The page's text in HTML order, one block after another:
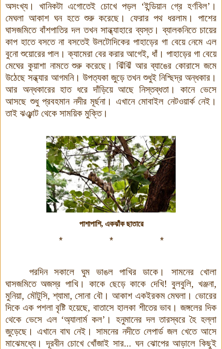
অসংখ্য। খানিকটা এগোতেই চোখে পড়ল ‘ইন্ডিয়ান গ্রে হর্ণবিল’ ।
মেঘলা আকাশ ঘন হতে শুরু করেছে। ফেরার পথ ধরলাম। পাশের
ঘাসজমিতে বাঁশপাতির দল তখন সান্ধ্যাহারে ব্যস্ত। ব্যালকনিতে চায়ের
কাপ হাতে বসতে না বসতেই উলটোদিকের পাহাড়ের গা বেয়ে নেমে এল
বুনো শুয়োরের পাল। ক্যামেরা বের করার আগেই, ধাঁ। পাহাড়ের গা বেয়ে
মেঘের কুয়াশা নামতে শুরু করেছে। ঝিঁঝিঁ আর ব্যাঙের কোরাসে জমে
উঠেছে সন্ধ্যার আগমনি। উপত্যকা জুড়ে তখন শুধুই নিশ্ছিদ্র অন্ধকার।
আর অন্ধকারের হাত ধরে দাঁড়িয়ে আছে নিস্তব্ধতা। কানে ভেসে
আসছে শুধু প্রবহমান নদীর মূর্ছনা। এখানে মোবাইল নেটওয়ার্ক নেই।
তাই ঝঞ্ঝাট থেকে সাময়িক মুক্তি।
পাশাপাশি, একঝাঁক ছাতারে
* * *
পরদিন সকালে ঘুম ভাঙল পাখির ডাকে। সামনের খোলা
ঘাসজমিতে অজস্র পাখি। কাকে ছেড়ে কাকে দেখি! বুলবুলি, খঞ্জনা,
মুনিয়া, মৌটুসি, শ্যামা, সোনা বৌ। আকাশ একইরকম মেঘলা। ভোরের
দিকে এক পশলা বৃষ্টি হয়েছে, বাতাসে হালকা শীতের ভাব। জঙ্গলের দিক
থেকে ভেসে এল ‘অ্যালার্ম কল’। হনুমানের দল তারস্বরে হৈ হল্লা
জুড়েছে। এখানে বাঘ নেই। সামনের নদীতে লেপার্ড জল খেতে আসে
মাঝেমধ্যে। দূরবীন চোখে খোঁজাই সার... ঘন ঝোপের আড়ালে কিছুই